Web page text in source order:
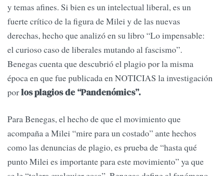
y temas afines. Si bien es un intelectual liberal, es un
fuerte crítico de la figura de Milei y de las nuevas
derechas, hecho que analizó en su libro “Lo impensable:
el curioso caso de liberales mutando al fascismo”.
Benegas cuenta que descubrió el plagio por la misma
época en que fue publicada en NOTICIAS la investigación
porlos plagios de “Pandenómics”.
Para Benegas, el hecho de que el movimiento que
acompaña a Milei “mire para un costado” ante hechos
como las denuncias de plagio, es prueba de “hasta qué
punto Milei es importante para este movimiento” ya que